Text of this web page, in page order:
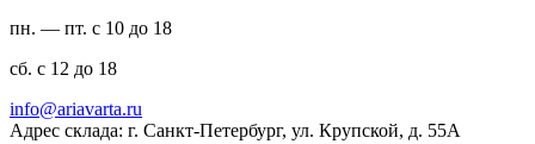
пн. — пт. с 10 до 18
сб. с 12 до 18
ur.atravaira@ofni
Адрес склада: г. Санкт-Петербург, ул. Крупской, д. 55А